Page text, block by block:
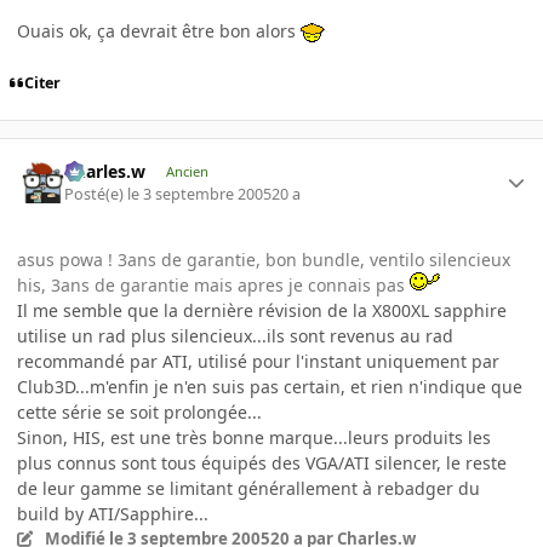
Ouais ok, ça devrait être bon alors
Citer
Charles.w Ancien
Posté(e) le 3 septembre 200520 a
asus powa ! 3ans de garantie, bon bundle, ventilo silencieux
his, 3ans de garantie mais apres je connais pas
Il me semble que la dernière révision de la X800XL sapphire
utilise un rad plus silencieux...ils sont revenus au rad
recommandé par ATI, utilisé pour l'instant uniquement par
Club3D...m'enfin je n'en suis pas certain, et rien n'indique que
cette série se soit prolongée...
Sinon, HIS, est une très bonne marque...leurs produits les
plus connus sont tous équipés des VGA/ATI silencer, le reste
de leur gamme se limitant générallement à rebadger du
build by ATI/Sapphire...
Modifié le 3 septembre 200520 a par Charles.w